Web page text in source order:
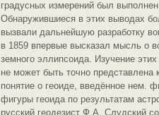
градусных измерений был
Обнаружившиеся в этих выводах
вызвали дальнейшую разработку
в 1859 впервые высказал мысль о
земного эллипсоида. Изучение
не может быть точно представлена
понятие о геоиде, введённое нем.
фигуры геоида по результатам
русский геодезист Ф.А. Слудский